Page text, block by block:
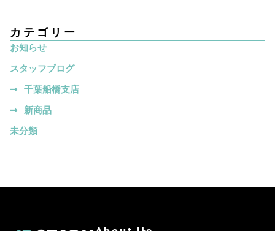
カテゴリー
お知らせ
スタッフブログ
千葉船橋支店
新商品
未分類